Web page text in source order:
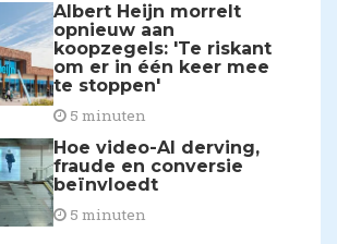
Albert Heijn morrelt
opnieuw aan
koopzegels: 'Te riskant
om er in één keer mee
te stoppen'
5 minuten
Hoe video-AI derving,
fraude en conversie
beïnvloedt
5 minuten